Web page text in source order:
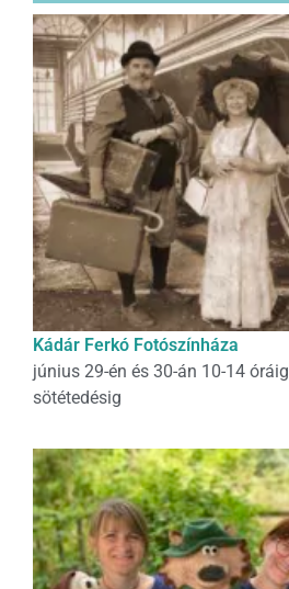
Kádár Ferkó Fotószínháza
június 29-én és 30-án 10-14
sötétedésig